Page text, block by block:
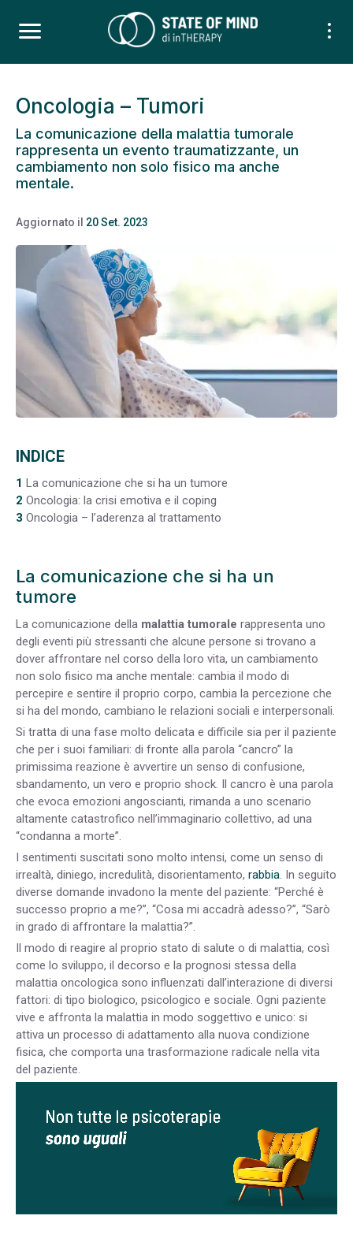
Oncologia – Tumori
La comunicazione della malattia tumorale
rappresenta un evento traumatizzante, un
cambiamento non solo fisico ma anche
mentale.
Aggiornato il 20 Set. 2023
INDICE
1 La comunicazione che si ha un tumore
2 Oncologia: la crisi emotiva e il coping
3 Oncologia – l’aderenza al trattamento
La comunicazione che si ha un
tumore
La comunicazione della malattia tumorale rappresenta uno
degli eventi più stressanti che alcune persone si trovano a
dover affrontare nel corso della loro vita, un cambiamento
non solo fisico ma anche mentale: cambia il modo di
percepire e sentire il proprio corpo, cambia la percezione che
si ha del mondo, cambiano le relazioni sociali e interpersonali.
Si tratta di una fase molto delicata e difficile sia per il paziente
che per i suoi familiari: di fronte alla parola “cancro” la
primissima reazione è avvertire un senso di confusione,
sbandamento, un vero e proprio shock. Il cancro è una parola
che evoca emozioni angoscianti, rimanda a uno scenario
altamente catastrofico nell’immaginario collettivo, ad una
“condanna a morte”.
I sentimenti suscitati sono molto intensi, come un senso di
irrealtà, diniego, incredulità, disorientamento, rabbia. In seguito
diverse domande invadono la mente del paziente: “Perché è
successo proprio a me?”, “Cosa mi accadrà adesso?”, “Sarò
in grado di affrontare la malattia?”.
Il modo di reagire al proprio stato di salute o di malattia, così
come lo sviluppo, il decorso e la prognosi stessa della
malattia oncologica sono influenzati dall’interazione di diversi
fattori: di tipo biologico, psicologico e sociale. Ogni paziente
vive e affronta la malattia in modo soggettivo e unico: si
attiva un processo di adattamento alla nuova condizione
fisica, che comporta una trasformazione radicale nella vita
del paziente.